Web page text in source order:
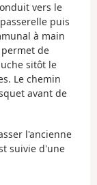
vers le
puis
à main
de
sitôt le
Le chemin
avant de
l'ancienne
suivie d'une